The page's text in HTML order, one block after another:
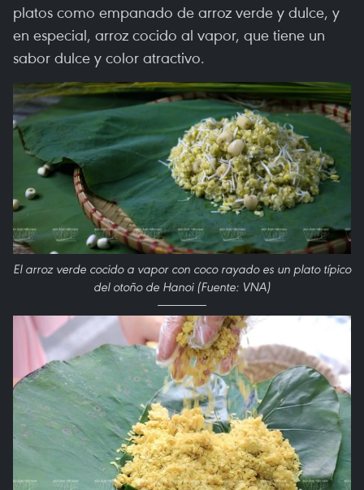
platos como empanado de arroz verde y dulce, y
en especial, arroz cocido al vapor, que tiene un
sabor dulce y color atractivo.
El arroz verde cocido a vapor con coco rayado es un plato típico
del otoño de Hanoi (Fuente: VNA)